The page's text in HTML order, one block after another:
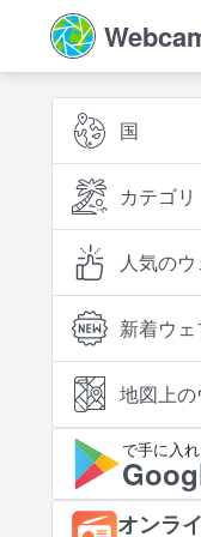
国
カテゴリ
人気の
新着ウ
地図上
で手に入
オンラ